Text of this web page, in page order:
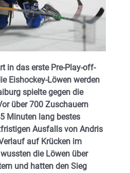
in das erste Pre-Play-off-
Eishockey-Löwen werden
spielte gegen die
über 700 Zuschauern
Minuten lang bestes
Ausfalls von Andris
auf Krücken im
die Löwen über
und hatten den Sieg